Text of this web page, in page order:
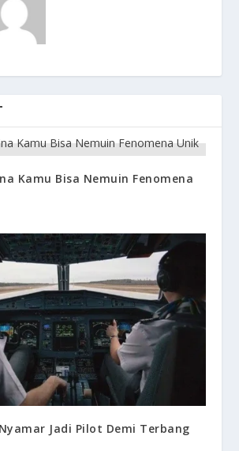
Kamu Bisa Nemuin Fenomena
Jadi Pilot Demi Terbang